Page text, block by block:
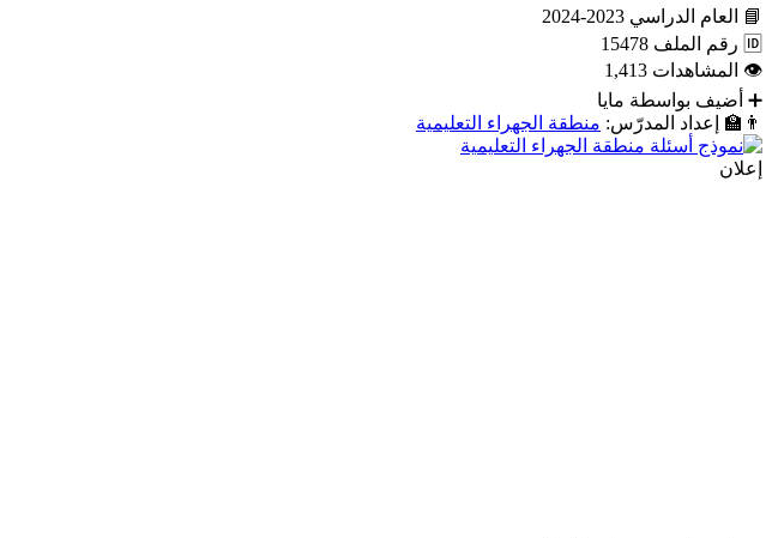
📘 العام الدراسي 2023-2024
🆔 رقم الملف 15478
👁 المشاهدات 1,413
➕ أضيف بواسطة مايا
👨‍🏫
إعداد المدرّس: منطقة الجهراء التعليمية
إعلان